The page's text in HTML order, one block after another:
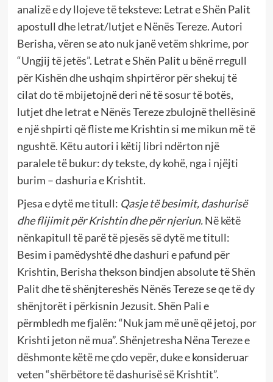
analizë e dy llojeve të teksteve: Letrat e Shën Palit
apostull dhe letrat/lutjet e Nënës Tereze. Autori
Berisha, vëren se ato nuk janë vetëm shkrime, por
“Ungjij të jetës”. Letrat e Shën Palit u bënë rregull
për Kishën dhe ushqim shpirtëror për shekuj të
cilat do të mbijetojnë deri në të sosur të botës,
lutjet dhe letrat e Nënës Tereze zbulojnë thellësinë
e një shpirti që fliste me Krishtin si me mikun më të
ngushtë. Këtu autori i këtij libri ndërton një
paralele të bukur: dy tekste, dy kohë, nga i njëjti
burim – dashuria e Krishtit.
Pjesa e dytë me titull: Qasje të besimit, dashurisë
dhe flijimit për Krishtin dhe për njeriun.Në këtë
nënkapitull të parë të pjesës së dytë me titull:
Besim i pamëdyshtë dhe dashuri e pafund për
Krishtin, Berisha thekson bindjen absolute të Shën
Palit dhe të shënjtereshës Nënës Tereze se qe të dy
shënjtorët i përkisnin Jezusit. Shën Pali e
përmbledh me fjalën: “Nuk jam më unë që jetoj, por
Krishti jeton në mua”. Shënjetresha Nëna Tereze e
dëshmonte këtë me çdo vepër, duke e konsideruar
veten “shërbëtore të dashurisë së Krishtit”.